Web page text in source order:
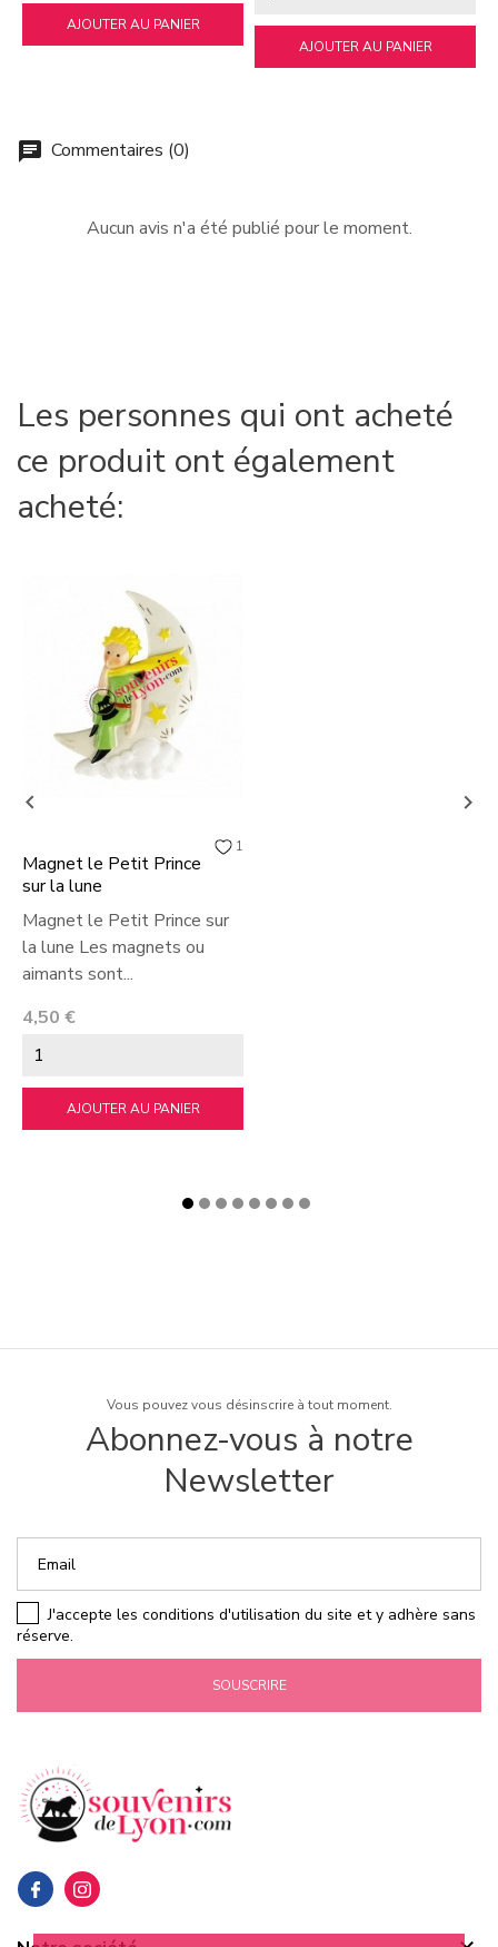
AJOUTER AU PANIER
AJOUTER AU PANIER
chat Commentaires (0)
Aucun avis n'a été publié pour le moment.
Les personnes qui ont acheté
ce produit ont également
acheté:
1
Magnet le Petit Prince
sur la lune
Magnet le Petit Prince sur
la lune Les magnets ou
aimants sont...
Prix
4,50 €
AJOUTER AU PANIER
 
Vous pouvez vous désinscrire à tout moment.
Abonnez-vous à notre
Newsletter
SOUSCRIRE
J'accepte les conditions d'utilisation du site et y adhère sans
réserve.